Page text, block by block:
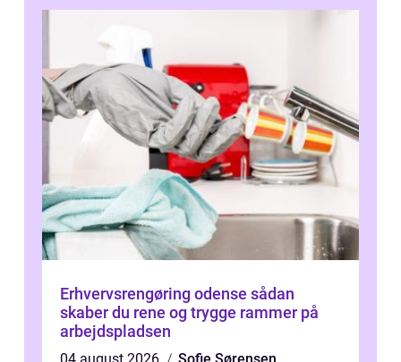
Erhvervsrengøring odense sådan
skaber du rene og trygge rammer på
arbejdspladsen